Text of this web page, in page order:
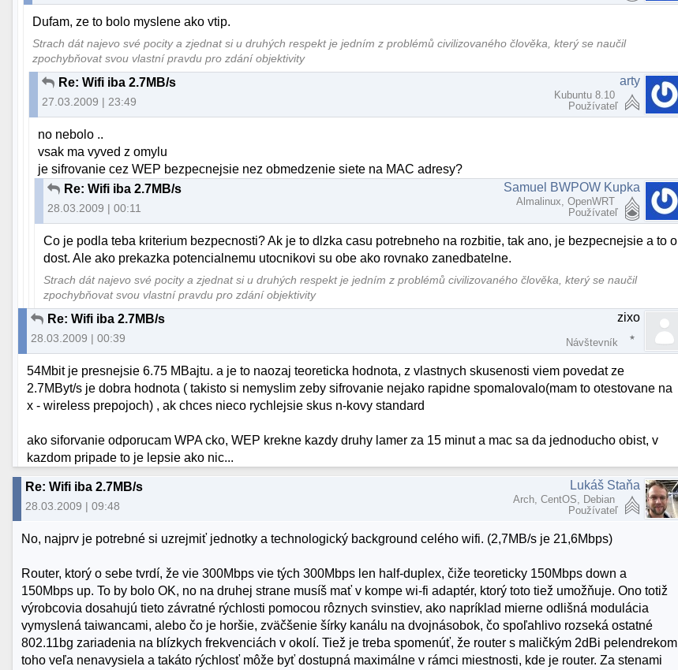
Dufam, ze to bolo myslene ako vtip.
Strach dát najevo své pocity a zjednat si u druhých respekt je jedním z problémů civilizovaného člověka, který se naučil
zpochybňovat svou vlastní pravdu pro zdání objektivity
Re: Wifi iba 2.7MB/s
27.03.2009 | 23:49
arty
Kubuntu 8.10
Používateľ
no nebolo ..
vsak ma vyved z omylu
je sifrovanie cez WEP bezpecnejsie nez obmedzenie siete na MAC adresy?
Re: Wifi iba 2.7MB/s
28.03.2009 | 00:11
Samuel BWPOW Kupka
Almalinux, OpenWRT
Používateľ
Co je podla teba kriterium bezpecnosti? Ak je to dlzka casu potrebneho na rozbitie, tak ano, je bezpecnejsie a to o
dost. Ale ako prekazka potencialnemu utocnikovi su obe ako rovnako zanedbatelne.
Strach dát najevo své pocity a zjednat si u druhých respekt je jedním z problémů civilizovaného člověka, který se naučil
zpochybňovat svou vlastní pravdu pro zdání objektivity
Re: Wifi iba 2.7MB/s
28.03.2009 | 00:39
zixo
Návštevník
54Mbit je presnejsie 6.75 MBajtu. a je to naozaj teoreticka hodnota, z vlastnych skusenosti viem povedat ze
2.7MByt/s je dobra hodnota ( takisto si nemyslim zeby sifrovanie nejako rapidne spomalovalo(mam to otestovane na
x - wireless prepojoch) , ak chces nieco rychlejsie skus n-kovy standard
ako siforvanie odporucam WPA cko, WEP krekne kazdy druhy lamer za 15 minut a mac sa da jednoducho obist, v
kazdom pripade to je lepsie ako nic...
Re: Wifi iba 2.7MB/s
28.03.2009 | 09:48
Lukáš Staňa
Arch, CentOS, Debian
Používateľ
No, najprv je potrebné si uzrejmiť jednotky a technologický background celého wifi. (2,7MB/s je 21,6Mbps)
Router, ktorý o sebe tvrdí, že vie 300Mbps vie tých 300Mbps len half-duplex, čiže teoreticky 150Mbps down a
150Mbps up. To by bolo OK, no na druhej strane musíš mať v kompe wi-fi adaptér, ktorý toto tiež umožňuje. Ono totiž
výrobcovia dosahujú tieto závratné rýchlosti pomocou rôznych svinstiev, ako napríklad mierne odlišná modulácia
vymyslená taiwancami, alebo čo je horšie, zväčšenie šírky kanálu na dvojnásobok, čo spoľahlivo rozseká ostatné
802.11bg zariadenia na blízkych frekvenciách v okolí. Tiež je treba spomenúť, že router s maličkým 2dBi pelendrekom
toho veľa nenavysiela a takáto rýchlosť môže byť dostupná maximálne v rámci miestnosti, kde je router. Za stenami